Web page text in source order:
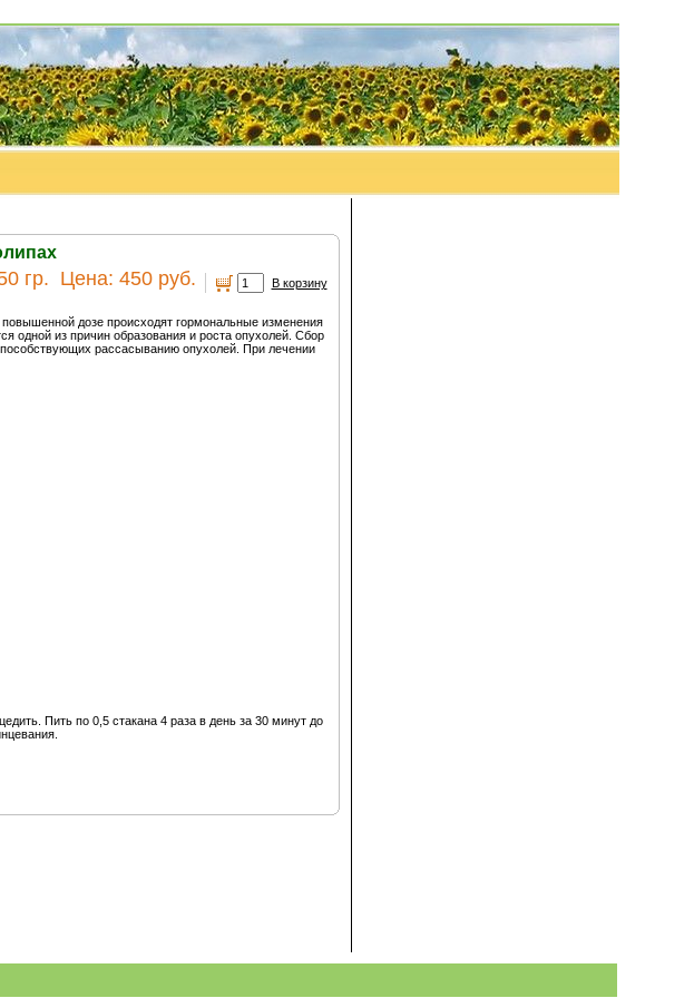
гр. Цена: 450 руб. В корзину
дозе происходят гормональные изменения
одной из причин образования и роста опухолей. Сбор
рассасыванию опухолей. При лечении
Пить по 0,5 стакана 4 раза в день за 30 минут до